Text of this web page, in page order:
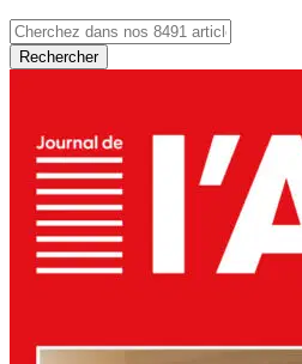
Rechercher